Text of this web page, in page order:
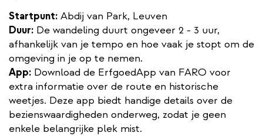
Startpunt: Abdij van Park, Leuven
Duur: De wandeling duurt ongeveer 2 - 3 uur,
afhankelijk van je tempo en hoe vaak je stopt om de
omgeving in je op te nemen.
App: Download de ErfgoedApp van FARO voor
extra informatie over de route en historische
weetjes. Deze app biedt handige details over de
bezienswaardigheden onderweg, zodat je geen
enkele belangrijke plek mist.